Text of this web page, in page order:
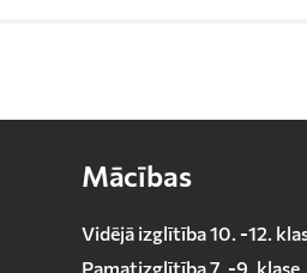
Mācības
Vidējā izglītība 10. -12.
Pamatizglītība 7. -9. klase